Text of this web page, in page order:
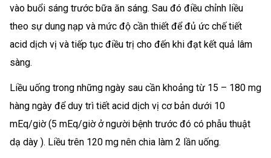
vào buổi sáng trước bữa ăn sáng. Sau đó điều chỉnh liều
theo sự dung nạp và mức độ cần thiết để đủ ức chế tiết
acid dịch vị và tiếp tục điều trị cho đến khi đạt kết quả lâm
sàng.
Liều uống trong những ngày sau cần khoảng từ 15 – 180 mg
hàng ngày để duy trì tiết acid dịch vị cơ bản dưới 10
mEq/giờ (5 mEq/giờ ở người bệnh trước đó có phẫu thuật
dạ dày ). Liều trên 120 mg nên chia làm 2 lần uống.